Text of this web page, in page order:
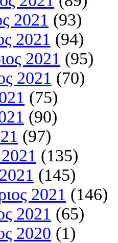
2021 (93)
2021 (94)
2021 (95)
2021 (70)
(75)
(90)
(97)
(135)
(145)
2021 (146)
2021 (65)
2020 (1)